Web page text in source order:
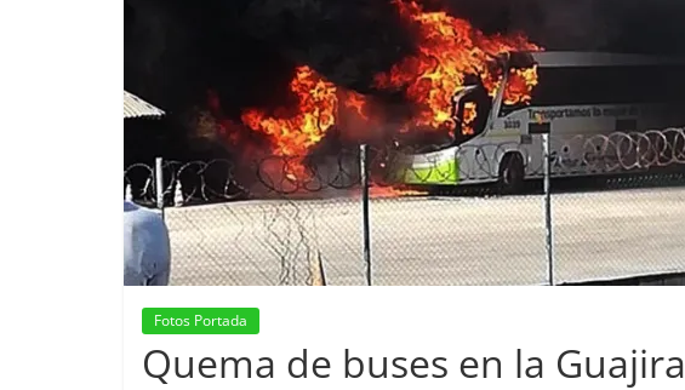
Fotos Portada
Quema de buses en la Guajira